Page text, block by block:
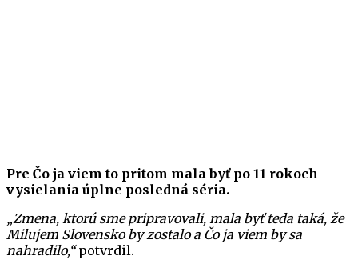
Pre Čo ja viem to pritom mala byť po 11 rokoch
vysielania úplne posledná séria.
„Zmena, ktorú sme pripravovali, mala byť teda taká, že
Milujem Slovensko by zostalo a Čo ja viem by sa
nahradilo,“potvrdil.